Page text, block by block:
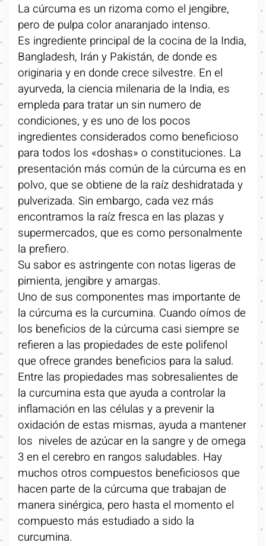
La cúrcuma es un rizoma como el jengibre,
pero de pulpa color anaranjado intenso.
Es ingrediente principal de la cocina de la India,
Bangladesh, Irán y Pakistán, de donde es
originaria y en donde crece silvestre. En el
ayurveda, la ciencia milenaria de la India, es
empleda para tratar un sin numero de
condiciones, y es uno de los pocos
ingredientes considerados como beneficioso
para todos los «doshas» o constituciones. La
presentación más común de la cúrcuma es en
polvo, que se obtiene de la raíz deshidratada y
pulverizada. Sin embargo, cada vez más
encontramos la raíz fresca en las plazas y
supermercados, que es como personalmente
la prefiero.
Su sabor es astringente con notas ligeras de
pimienta, jengibre y amargas.
Uno de sus componentes mas importante de
la cúrcuma es la curcumina. Cuando oímos de
los beneficios de la cúrcuma casi siempre se
refieren a las propiedades de este polifenol
que ofrece grandes beneficios para la salud.
Entre las propiedades mas sobresalientes de
la curcumina esta que ayuda a controlar la
inflamación en las células y a prevenir la
oxidación de estas mismas, ayuda a mantener
los niveles de azúcar en la sangre y de omega
3 en el cerebro en rangos saludables. Hay
muchos otros compuestos beneficiosos que
hacen parte de la cúrcuma que trabajan de
manera sinérgica, pero hasta el momento el
compuesto más estudiado a sido la
curcumina.